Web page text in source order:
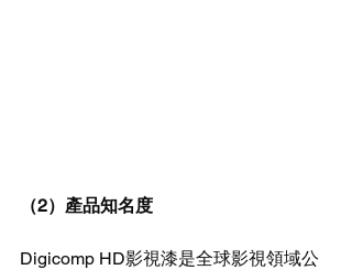
（2）產品知名度
Digicomp HD影視漆是全球影視領域公